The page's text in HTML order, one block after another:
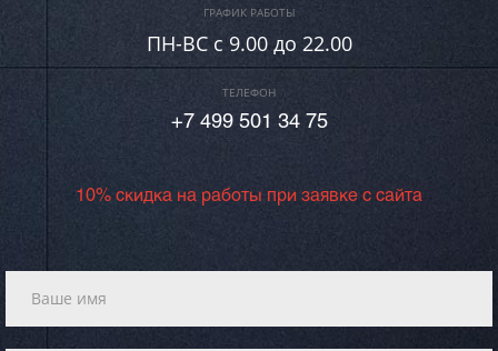
ГРАФИК РАБОТЫ
ПН-ВC c 9.00 до 22.00
ТЕЛЕФОН
+7 499 501 34 75
10% скидка на работы при заявке с сайта